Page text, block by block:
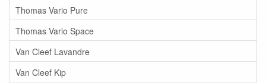
Thomas Vario Pure
Thomas Vario Space
Van Cleef Lavandre
Van Cleef Kip